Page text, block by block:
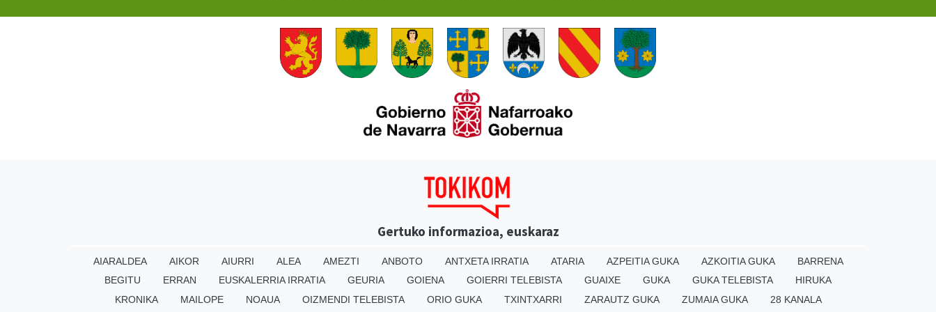
Gertuko informazioa, euskaraz
AIARALDEA AIKOR AIURRI ALEA AMEZTI ANBOTO ANTXETA IRRATIA ATARIA AZPEITIA GUKA AZKOITIA GUKA
BARRENA
BEGITU
ERRAN EUSKALERRIA IRRATIA GEURIA GOIENA GOIERRI TELEBISTA GUAIXE GUKA GUKA TELEBISTA
HIRUKA
KRONIKA
MAILOPE NOAUA OIZMENDI TELEBISTA ORIO GUKA TXINTXARRI ZARAUTZ GUKA ZUMAIA GUKA 28 KANALA